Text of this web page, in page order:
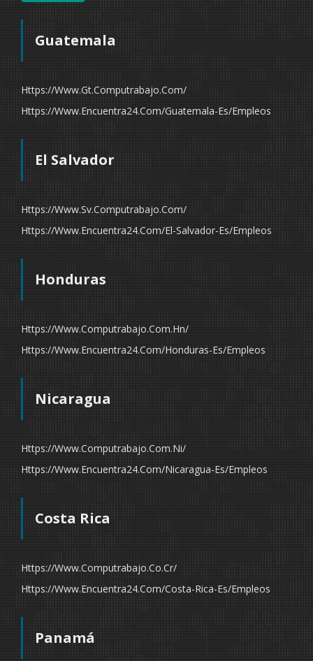
Guatemala
Https://www.gt.computrabajo.com/
Https://www.encuentra24.com/guatemala-Es/empleos
El Salvador
Https://www.sv.computrabajo.com/
Https://www.encuentra24.com/el-Salvador-Es/empleos
Honduras
Https://www.computrabajo.com.hn/
Https://www.encuentra24.com/honduras-Es/empleos
Nicaragua
Https://www.computrabajo.com.ni/
Https://www.encuentra24.com/nicaragua-Es/empleos
Costa Rica
Https://www.computrabajo.co.cr/
Https://www.encuentra24.com/costa-Rica-Es/empleos
Panamá